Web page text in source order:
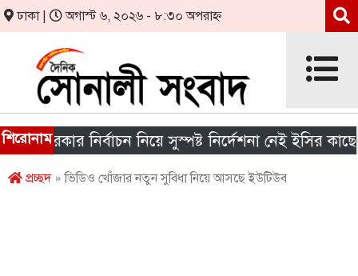
ঢাকা | অগাস্ট ৬, ২০২৬ - ৮:৩০ অপরাহ্ন
শিরোনামনির্বাচন নিয়ে সুস্পষ্ট নির্দেশনা নেই ইসির কাছে
প্রচ্ছদ» ভিডিও খোঁজার নতুন সুবিধা নিয়ে আসছে ইউটিউব